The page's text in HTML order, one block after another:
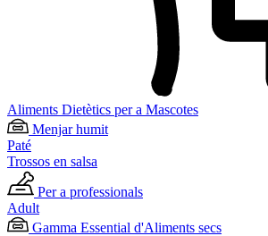
Aliments Dietètics per a Mascotes
Menjar humit
Paté
Trossos en salsa
Per a professionals
Adult
Gamma Essential d'Aliments secs